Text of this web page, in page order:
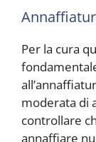
Per la cura
moderata di
controllare
annaffiare